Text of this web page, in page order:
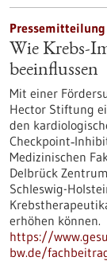
Pressemitteilung
Wie Krebs-
beeinflussen
Mit einer
Hector Stiftung
den
Medizinischen
Delbrück
Schleswig-
erhöhen können.
https://
bw.de/